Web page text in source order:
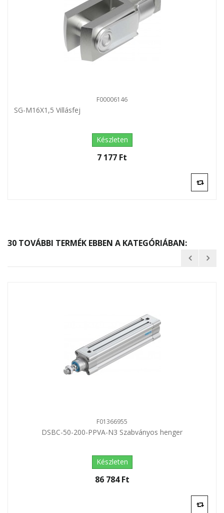
F00006146
SG-M16X1,5 Villásfej
Készleten
7 177 Ft‎
30 TOVÁBBI TERMÉK EBBEN A KATEGÓRIÁBAN:
F01366955
DSBC-50-200-PPVA-N3 Szabványos henger
Készleten
86 784 Ft‎